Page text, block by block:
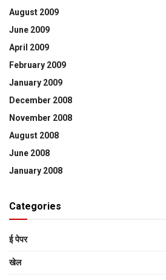
August 2009
June 2009
April 2009
February 2009
January 2009
December 2008
November 2008
August 2008
June 2008
January 2008
Categories
ई पेपर
खेल